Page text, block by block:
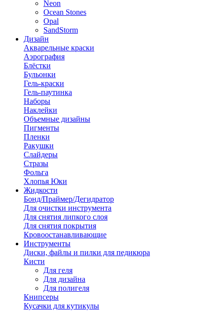
Neon
Ocean Stones
Opal
SandStorm
Дизайн
Акварельные краски
Аэрография
Блёстки
Бульонки
Гель-краски
Гель-паутинка
Наборы
Наклейки
Объемные дизайны
Пигменты
Пленки
Ракушки
Слайдеры
Стразы
Фольга
Хлопья Юки
Жидкости
Бонд/Праймер/Дегидратор
Для очистки инструмента
Для снятия липкого слоя
Для снятия покрытия
Кровоостанавливающие
Инструменты
Диски, файлы и пилки для педикюра
Кисти
Для геля
Для дизайна
Для полигеля
Книпсеры
Кусачки для кутикулы